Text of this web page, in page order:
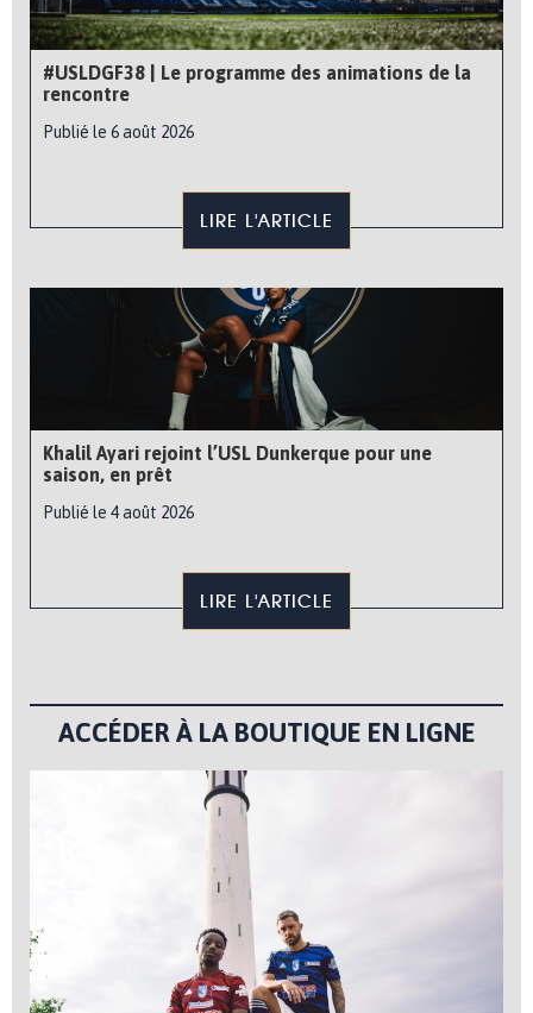
#USLDGF38 | Le programme des animations de la
rencontre
Publié le 6 août 2026
LIRE L'ARTICLE
Khalil Ayari rejoint l’USL Dunkerque pour une
saison, en prêt
Publié le 4 août 2026
LIRE L'ARTICLE
ACCÉDER À LA BOUTIQUE EN LIGNE